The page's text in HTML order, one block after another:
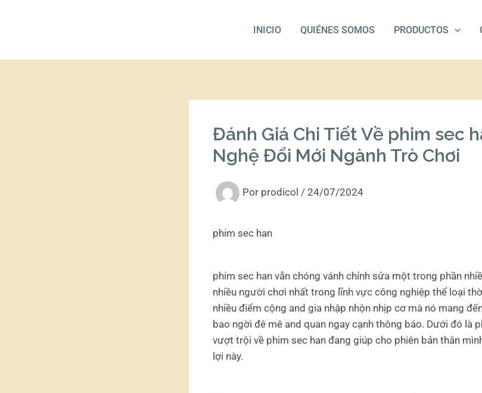
INICIO QUIÉNES SOMOS PRODUCTOS
Đánh Giá Chi Tiết Về phim sec
Nghệ Đổi Mới Ngành Trò Chơi
Por prodicol / 24/07/2024
phim sec han
phim sec han vẫn chóng vánh chỉnh sửa một trong phần
nhiều người chơi nhất trong lĩnh vực công nghiệp thể loại
nhiều điểm cộng and gia nhập nhộn nhịp cơ mà nó mang
bao ngời đê mê and quan ngay cạnh thông báo. Dưới đó là
vượt trội về phim sec han đang giúp cho phiên bản thân
lợi này.